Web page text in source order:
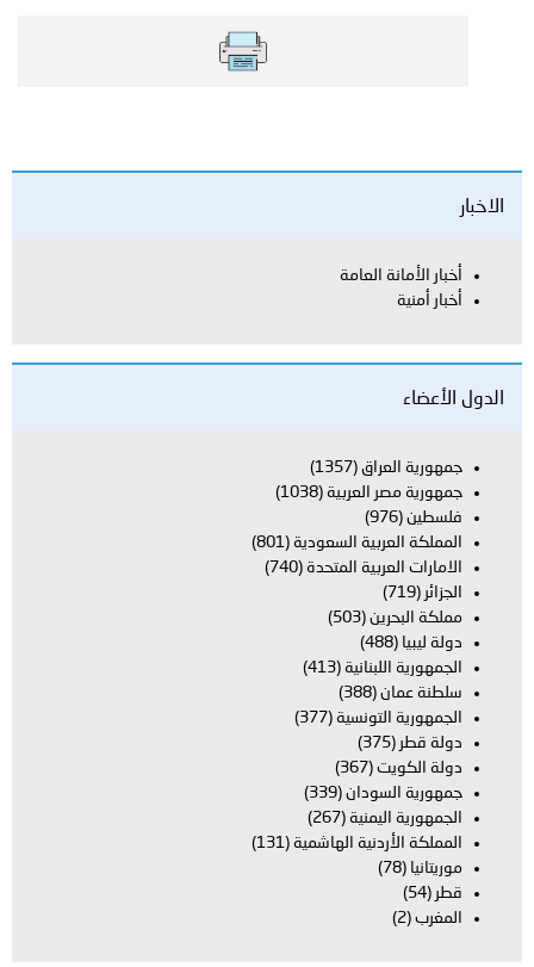
الاخبار
أخبار الأمانة العامة
أخبار أمنية
الدول الأعضاء
جمهورية العراق (1357)
جمهورية مصر العربية (1038)
فلسطين (976)
المملكة العربية السعودية (801)
الامارات العربية المتحدة (740)
الجزائر (719)
مملكة البحرين (503)
دولة ليبيا (488)
الجمهورية اللبنانية (413)
سلطنة عمان (388)
الجمهورية التونسية (377)
دولة قطر (375)
دولة الكويت (367)
جمهورية السودان (339)
الجمهورية اليمنية (267)
المملكة الأردنية الهاشمية (131)
موريتانيا (78)
قطر (54)
المغرب (2)